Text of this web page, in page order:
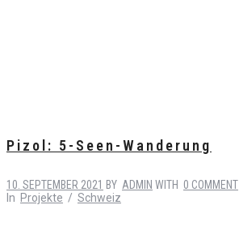
Pizol: 5-Seen-Wanderung
10. SEPTEMBER 2021 BY ADMIN WITH 0 COMMENT
In Projekte / Schweiz